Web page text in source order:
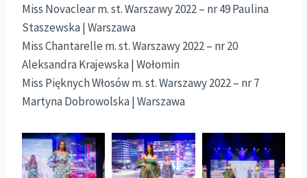
Miss Novaclear m. st. Warszawy 2022 – nr 49 Paulina
Staszewska | Warszawa
Miss Chantarelle m. st. Warszawy 2022 – nr 20
Aleksandra Krajewska | Wołomin
Miss Pięknych Włosów m. st. Warszawy 2022 – nr 7
Martyna Dobrowolska | Warszawa